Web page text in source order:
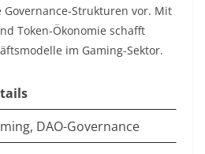
Strukturen vor. Mit
Token-Ökonomie schafft
im Gaming-Sektor.​
DAO-Governance